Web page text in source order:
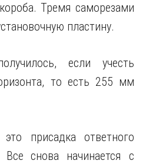
Тремя саморезами
пластину.
если учесть
то есть 255 мм
присадка ответного
снова начинается с